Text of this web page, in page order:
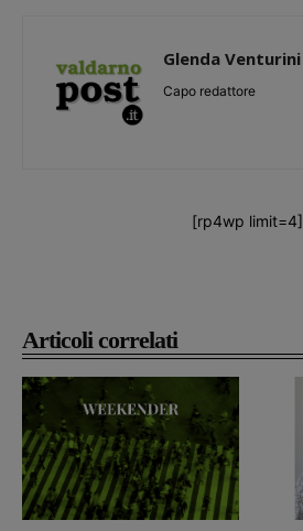
Articoli correlati
Glenda Venturini
Capo redattore
[rp4wp limit=4]